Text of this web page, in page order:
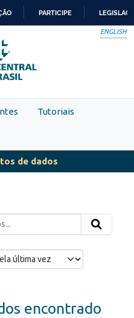
PARTICIPE
ENGLISH
Tutoriais
de dados
encontrado